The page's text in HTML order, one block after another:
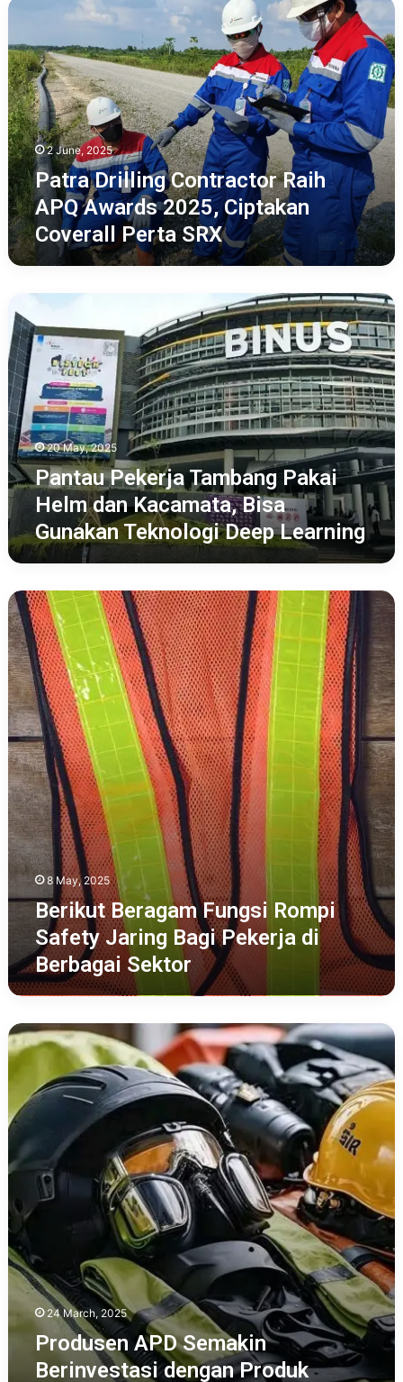
Patra
Contractor
Raih
APQ
Awards
2025,
Ciptakan
Coverall
Perta
SRX
2 June, 2025
Patra Drilling Contractor Raih
APQ Awards 2025, Ciptakan
Coverall Perta SRX
Pekerja
Tambang
Pakai
Helm
dan
Kacamata,
Bisa
Gunakan
Teknologi
Deep
Learning
20 May, 2025
Pantau Pekerja Tambang Pakai
Helm dan Kacamata, Bisa
Gunakan Teknologi Deep Learning
Berikut
Beragam
Fungsi
Rompi
Safety
Jaring
Bagi
Pekerja
di
Berbagai
Sektor
8 May, 2025
Berikut Beragam Fungsi Rompi
Safety Jaring Bagi Pekerja di
Berbagai Sektor
Produsen
APD
Berinvestasi
dengan
Produk
Ramah
Lingkungan
24 March, 2025
Produsen APD Semakin
Berinvestasi dengan Produk